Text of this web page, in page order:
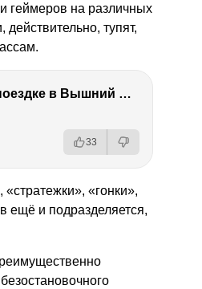
геймеров на различных
тупят,
ТЫ УДИВИШЬСЯ СИЛЕ ЭТО ЧЕЛОВЕКА! Блог о нашей поездке в Вышний Волочек
33
«гонки»,
ещё и подразделяется,